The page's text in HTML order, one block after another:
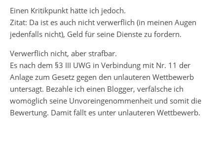
Einen Kritikpunkt hätte ich jedoch.
Zitat: Da ist es auch nicht verwerflich (in meinen Augen
jedenfalls nicht), Geld für seine Dienste zu fordern.
Verwerflich nicht, aber strafbar.
Es nach dem §3 III UWG in Verbindung mit Nr. 11 der
Anlage zum Gesetz gegen den unlauteren Wettbewerb
untersagt. Bezahle ich einen Blogger, verfälsche ich
womöglich seine Unvoreingenommenheit und somit die
Bewertung. Damit fällt es unter unlauteren Wettbewerb.